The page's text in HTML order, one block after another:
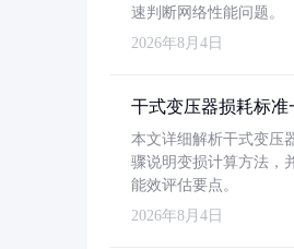
速判断网络性能问题。
2026年8月4日
干式变压器损耗标
本文详细解析干式变压
骤说明变损计算方法，
能效评估要点。
2026年8月4日